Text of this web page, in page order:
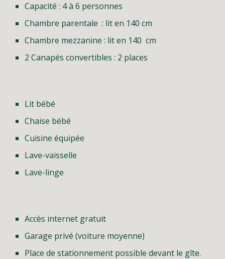
Capacité : 4 à 6 personnes
Chambre parentale : lit en 140 cm
Chambre mezzanine : lit en 140 cm
2Canapés convertibles : 2 places
Lit bébé
Chaise bébé
Cuisine équipée
Lave-vaisselle
Lave-linge
Accès internet gratuit
Garage privé (voiture moyenne)
Place de stationnement possible devant le gîte.